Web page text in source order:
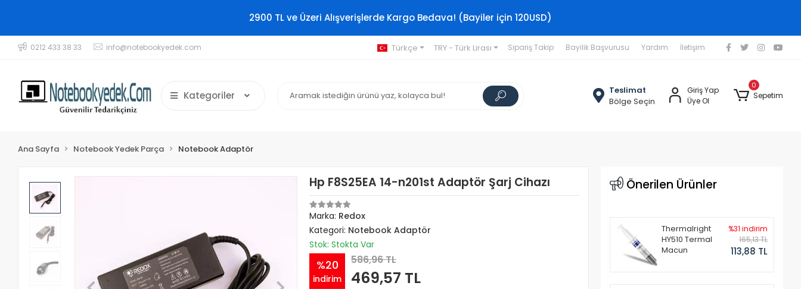
2900 TL ve Üzeri Alışverişlerde Kargo Bedava! (Bayiler için 120USD)
0212 433 38 33 info@notebookyedek.com Türkçe TRY - Türk Lirası Sipariş Takip Bayilik Başvurusu Yardım İletişim
Kategoriler
Teslimat
Bölge Seçin
Giriş Yap
Üye Ol
0
Sepetim
Ana Sayfa Notebook Yedek Parça Notebook Adaptör
Hp F8S25EA 14-n201st Adaptör Şarj Cihazı
Marka: Redox
Kategori: Notebook Adaptör
Stok: Stokta Var
%20
indirim
586,96 TL
469,57 TL
Önerilen Ürünler
Thermalright
HY510 Termal
Macun
%31 indirim
165,13 TL
113,88 TL